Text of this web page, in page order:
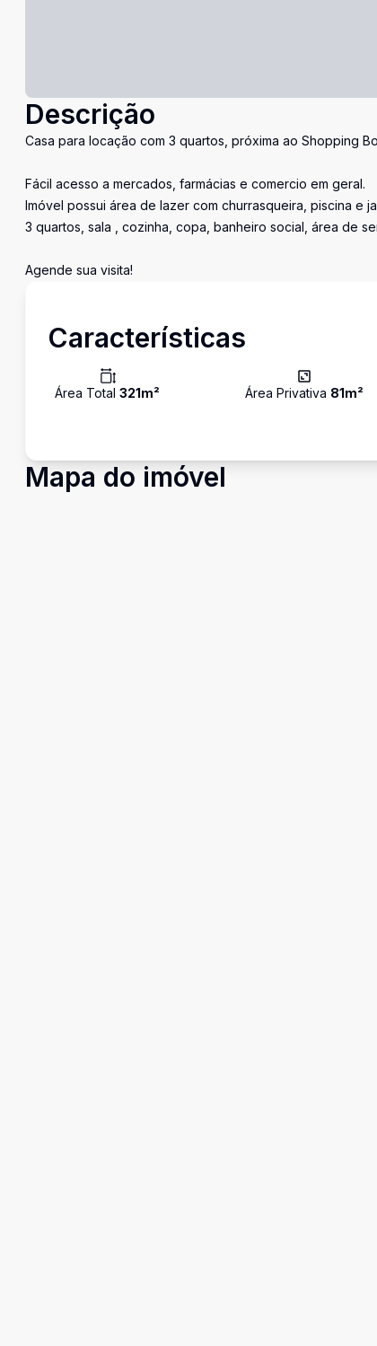
Descrição
Casa para locação com 3 quartos, próxima ao Shopping
Fácil acesso a mercados, farmácias e comercio em geral.
Imóvel possui área de lazer com churrasqueira, piscina e
3 quartos, sala , cozinha, copa, banheiro social, área de
Agende sua visita!
Características
Área Total 321m² Área Privativa 81m²
Mapa do imóvel